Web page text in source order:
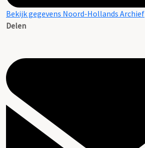
Bekijk gegevens Noord-Hollands Archief
Delen